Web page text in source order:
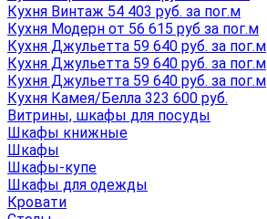
Кухня Винтаж 54 403 руб. за пог.м
Кухня Модерн от 56 615 руб за пог.м
Кухня Джульетта 59 640 руб. за пог.м
Кухня Джульетта 59 640 руб. за пог.м
Кухня Джульетта 59 640 руб. за пог.м
Кухня Камея/Белла 323 600 руб.
Витрины, шкафы для посуды
Шкафы книжные
Шкафы
Шкафы-купе
Шкафы для одежды
Кровати